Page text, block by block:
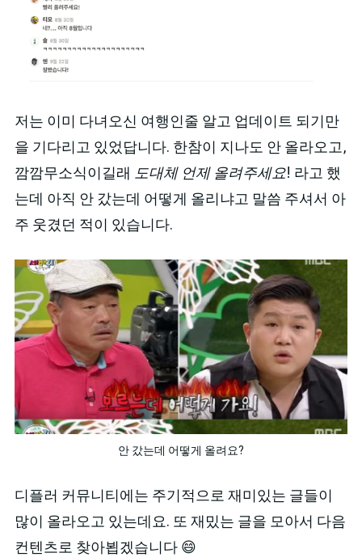
저는 이미 다녀오신 여행인줄 알고 업데이트 되기만
을 기다리고 있었답니다. 한참이 지나도 안 올라오고,
깜깜무소식이길래 도대체 언제 올려주세요! 라고 했
는데 아직 안 갔는데 어떻게 올리냐고 말씀 주셔서 아
주 웃겼던 적이 있습니다.
안 갔는데 어떻게 올려요?
디플러 커뮤니티에는 주기적으로 재미있는 글들이
많이 올라오고 있는데요. 또 재밌는 글을 모아서 다음
컨텐츠로 찾아뵙겠습니다 😄